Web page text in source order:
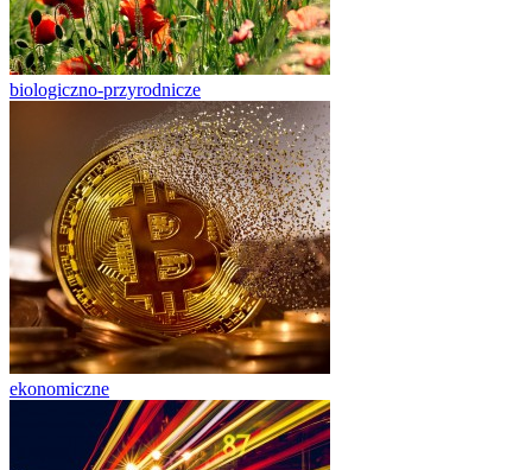
biologiczno-przyrodnicze
ekonomiczne